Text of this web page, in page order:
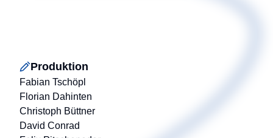
Produktion
Fabian Tschöpl
Florian Dahinten
Christoph Büttner
David Conrad